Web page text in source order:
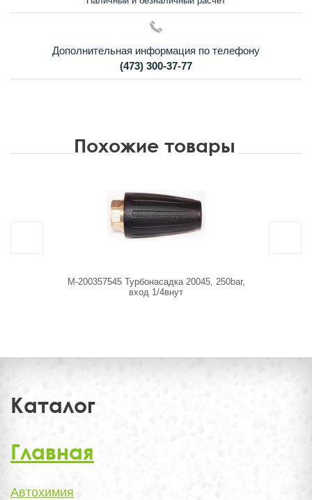
Дополнительная информация по телефону
(473) 300-37-77
Похожие товары
M-200357545 Турбонасадка 20045, 250bar,
вход 1/4внут
Каталог
Главная
Автохимия